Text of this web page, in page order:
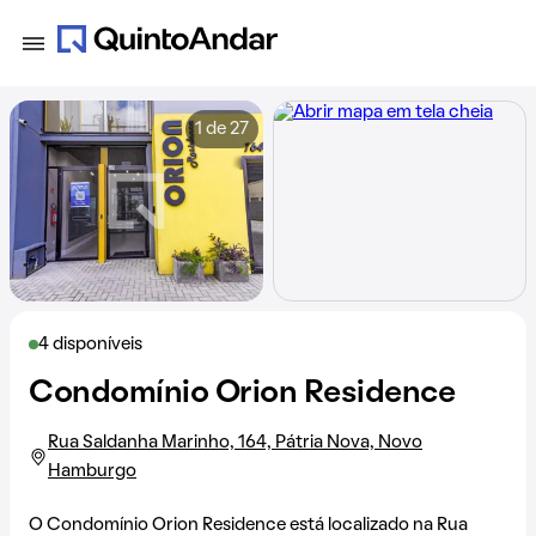
4 disponíveis
Condomínio Orion Residence
Rua Saldanha Marinho, 164, Pátria Nova, Novo
Hamburgo
O Condomínio Orion Residence está localizado na Rua
1 de 27